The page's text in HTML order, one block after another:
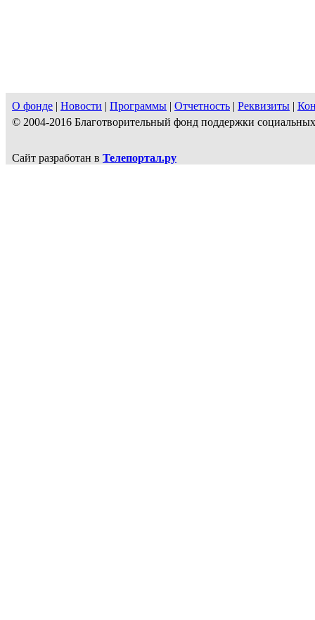
О фонде | Новости | Программы | Отчетность | Реквизиты |
© 2004-2016 Благотворительный фонд поддержки
Сайт разработан в Телепортал.ру